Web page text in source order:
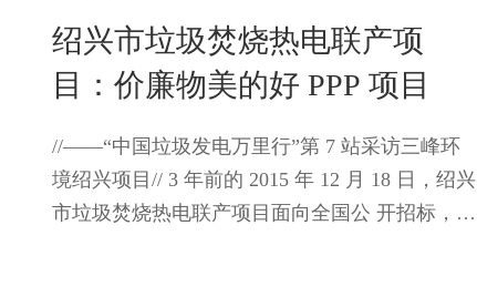
绍兴市垃圾焚烧热电联产项
目：价廉物美的好 PPP 项目
//——“中国垃圾发电万里行”第 7 站采访三峰环
境绍兴项目// 3 年前的 2015 年 12 月 18 日，绍兴
市垃圾焚烧热电联产项目面向全国公 开招标，重